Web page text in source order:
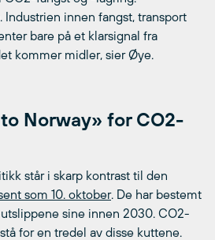
innen fangst, transport
bare på et klarsignal fra
kommer midler, sier Øye.
Norway» for CO2-
står i skarp kontrast til den
som 10. oktober. De har bestemt
sine innen 2030. CO2-
for en tredel av disse kuttene.